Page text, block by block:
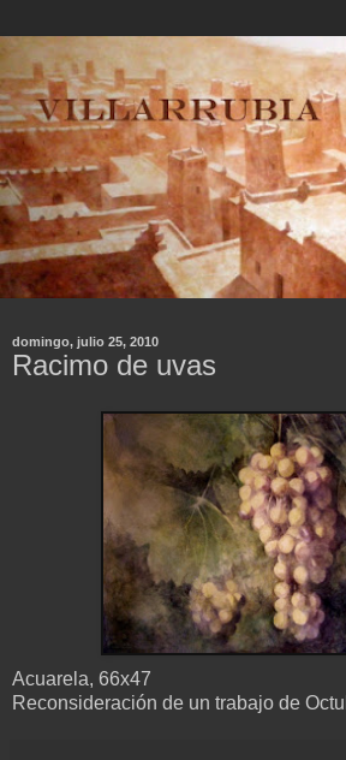
domingo, julio 25, 2010
Racimo de uvas
Acuarela, 66x47
Reconsideración de un trabajo de